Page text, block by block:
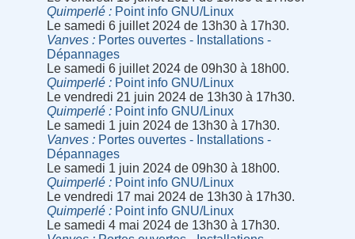
Quimperlé
Point info GNU/Linux
Le samedi 6 juillet 2024 de 13h30 à 17h30.
Vanves
Portes ouvertes - Installations -
Dépannages
Le samedi 6 juillet 2024 de 09h30 à 18h00.
Quimperlé
Point info GNU/Linux
Le vendredi 21 juin 2024 de 13h30 à 17h30.
Quimperlé
Point info GNU/Linux
Le samedi 1 juin 2024 de 13h30 à 17h30.
Vanves
Portes ouvertes - Installations -
Dépannages
Le samedi 1 juin 2024 de 09h30 à 18h00.
Quimperlé
Point info GNU/Linux
Le vendredi 17 mai 2024 de 13h30 à 17h30.
Quimperlé
Point info GNU/Linux
Le samedi 4 mai 2024 de 13h30 à 17h30.